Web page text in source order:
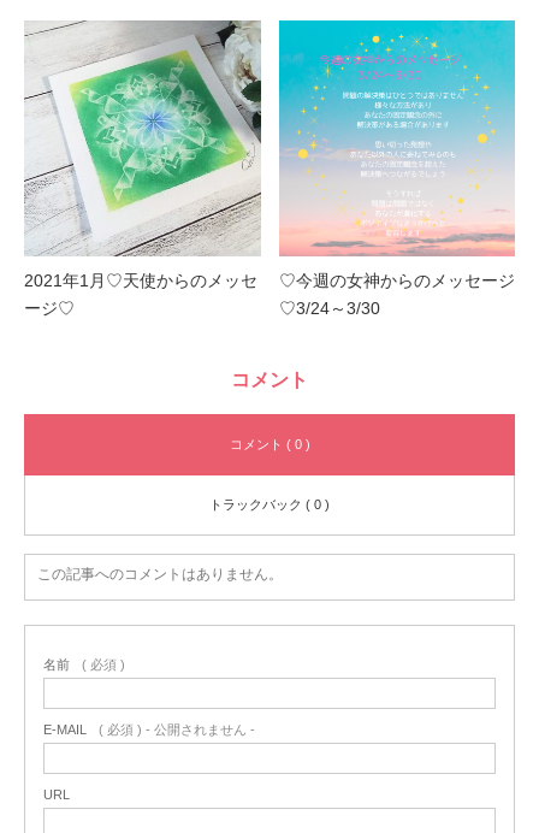
2021年1月♡天使からのメッセ
ージ♡
♡今週の女神からのメッセージ
♡3/24～3/30
コメント
コメント ( 0 )
トラックバック ( 0 )
この記事へのコメントはありません。
名前 ( 必須 )
E-MAIL ( 必須 ) - 公開されません -
URL